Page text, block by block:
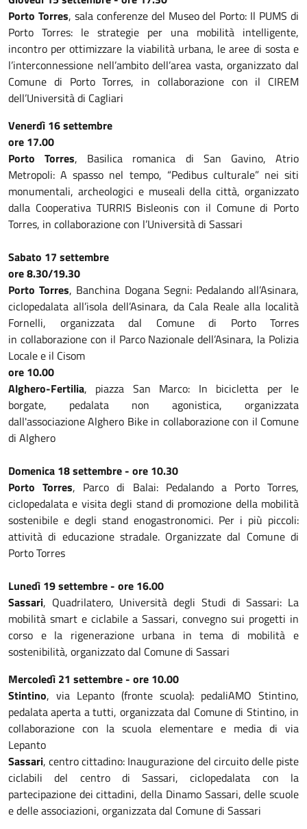
Porto Torres, sala conferenze del Museo del Porto: Il PUMS di
Porto Torres: le strategie per una mobilità intelligente,
incontro per ottimizzare la viabilità urbana, le aree di sosta e
l’interconnessione nell’ambito dell’area vasta, organizzato dal
Comune di Porto Torres, in collaborazione con il CIREM
dell’Università di Cagliari
Venerdì 16 settembre
ore 17.00
Porto Torres, Basilica romanica di San Gavino, Atrio
Metropoli: A spasso nel tempo, “Pedibus culturale” nei siti
monumentali, archeologici e museali della città, organizzato
dalla Cooperativa TURRIS Bisleonis con il Comune di Porto
Torres, in collaborazione con l’Università di Sassari
Sabato 17 settembre
ore 8.30/19.30
Porto Torres, Banchina Dogana Segni: Pedalando all’Asinara,
ciclopedalata all’isola dell’Asinara, da Cala Reale alla località
Fornelli, organizzata dal Comune di Porto Torres
in collaborazione con il Parco Nazionale dell’Asinara, la Polizia
Locale e il Cisom
ore 10.00
Alghero-Fertilia, piazza San Marco: In bicicletta per le
borgate, pedalata non agonistica, organizzata
dall'associazione Alghero Bike in collaborazione con il Comune
di Alghero
Domenica 18 settembre - ore 10.30
Porto Torres, Parco di Balai: Pedalando a Porto Torres,
ciclopedalata e visita degli stand di promozione della mobilità
sostenibile e degli stand enogastronomici. Per i più piccoli:
attività di educazione stradale. Organizzate dal Comune di
Porto Torres
Lunedì 19 settembre - ore 16.00
Sassari, Quadrilatero, Università degli Studi di Sassari: La
mobilità smart e ciclabile a Sassari, convegno sui progetti in
corso e la rigenerazione urbana in tema di mobilità e
sostenibilità, organizzato dal Comune di Sassari
Mercoledì 21 settembre - ore 10.00
Stintino, via Lepanto (fronte scuola): pedaliAMO Stintino,
pedalata aperta a tutti, organizzata dal Comune di Stintino, in
collaborazione con la scuola elementare e media di via
Lepanto
Sassari, centro cittadino: Inaugurazione del circuito delle piste
ciclabili del centro di Sassari, ciclopedalata con la
partecipazione dei cittadini, della Dinamo Sassari, delle scuole
e delle associazioni, organizzata dal Comune di Sassari